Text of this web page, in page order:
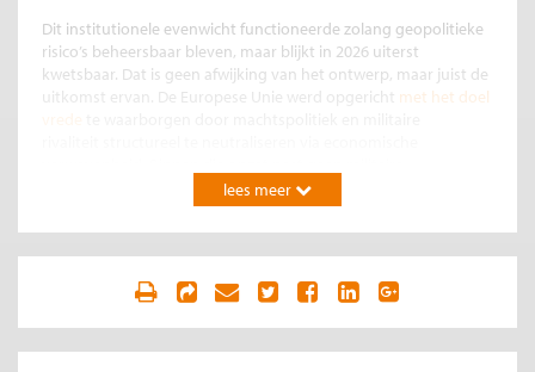
Dit institutionele evenwicht functioneerde zolang geopolitieke
risico’s beheersbaar bleven, maar blijkt in 2026 uiterst
kwetsbaar. Dat is geen afwijking van het ontwerp, maar juist de
uitkomst ervan. De Europese Unie werd opgericht met het doel
grootmachtrol. Europa’s kracht ligt van meet af aan in
economische schaal, markttoegang, handelsrelaties en
gemeenschappelijke regels.
Moreel gelijk, maar tegen welke prijs?
De crisis rond Groenland laat zien hoe dit model onder druk
komt te staan zodra nationale morele keuzes directe
economische gevolgen krijgen. In januari besloten enkele
lees meer